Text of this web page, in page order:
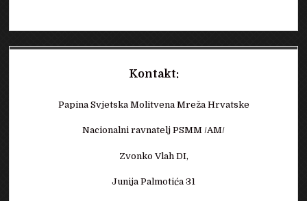
Kontakt:
Papina Svjetska Molitvena Mreža Hrvatske
Nacionalni ravnatelj PSMM /AM/
Zvonko Vlah DI,
Junija Palmotića 31